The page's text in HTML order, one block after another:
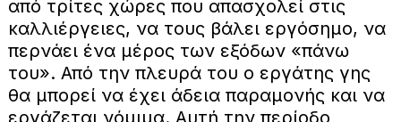
από τρίτες χώρες που απασχολεί στις
καλλιέργειες, να τους βάλει εργόσημο, να
περνάει ένα μέρος των εξόδων «πάνω
του». Από την πλευρά του ο εργάτης γης
θα μπορεί να έχει άδεια παραμονής και να
εργάζεται νόμιμα. Αυτή την περίοδο